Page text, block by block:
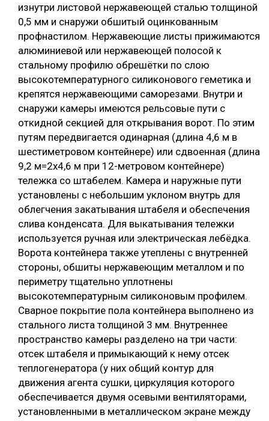
изнутри листовой нержавеющей сталью толщиной
0,5 мм и снаружи обшитый оцинкованным
профнастилом. Нержавеющие листы прижимаются
алюминиевой или нержавеющей полосой к
стальному профилю обрешётки по слою
высокотемпературного силиконового геметика и
крепятся нержавеющими саморезами. Внутри и
снаружи камеры имеются рельсовые пути с
откидной секцией для открывания ворот. По этим
путям передвигается одинарная (длина 4,6 м в
шестиметровом контейнере) или сдвоенная (длина
9,2 м=2х4,6 м при 12-метровом контейнере)
тележка со штабелем. Камера и наружные пути
установлены с небольшим уклоном внутрь для
облегчения закатывания штабеля и обеспечения
слива конденсата. Для выкатывания тележки
используется ручная или электрическая лебёдка.
Ворота контейнера также утеплены с внутренней
стороны, обшиты нержавеющим металлом и по
периметру тщательно уплотнены
высокотемпературным силиконовым профилем.
Сварное покрытие пола контейнера выполнено из
стального листа толщиной 3 мм. Внутреннее
пространство камеры разделено на три части:
отсек штабеля и примыкающий к нему отсек
теплогенератора (у них общий контур для
движения агента сушки, циркуляция которого
обеспечивается двумя осевыми вентиляторами,
установленными в металлическом экране между